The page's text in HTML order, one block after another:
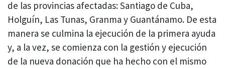
de las provincias afectadas: Santiago de Cuba,
Holguín, Las Tunas, Granma y Guantánamo. De esta
manera se culmina la ejecución de la primera ayuda
y, a la vez, se comienza con la gestión y ejecución
de la nueva donación que ha hecho con el mismo